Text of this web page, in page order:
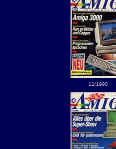
11/1990